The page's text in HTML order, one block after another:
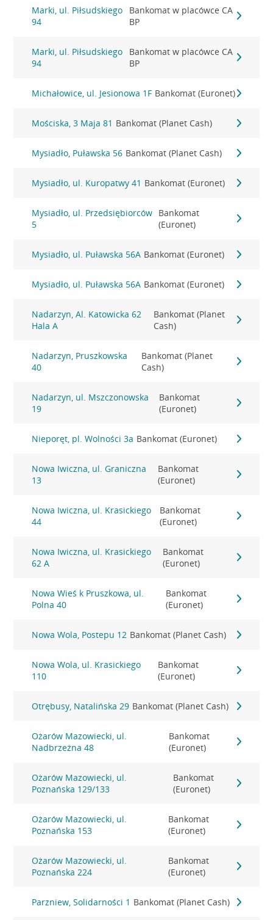
Marki, ul. Piłsudskiego
94
Bankomat w placówce CA
BP
Marki, ul. Piłsudskiego
94
Bankomat w placówce CA
BP
Michałowice, ul. Jesionowa 1F Bankomat (Euronet)
Mościska, 3 Maja 81 Bankomat (Planet Cash)
Mysiadło, Puławska 56 Bankomat (Planet Cash)
Mysiadło, ul. Kuropatwy 41 Bankomat (Euronet)
Mysiadło, ul. Przedsiębiorców
5
Bankomat
(Euronet)
Mysiadło, ul. Puławska 56A Bankomat (Euronet)
Mysiadło, ul. Puławska 56A Bankomat (Euronet)
Nadarzyn, Al. Katowicka 62
Hala A
Bankomat (Planet
Cash)
Nadarzyn, Pruszkowska
40
Bankomat (Planet
Cash)
Nadarzyn, ul. Mszczonowska
19
Bankomat
(Euronet)
Nieporęt, pl. Wolności 3a Bankomat (Euronet)
Nowa Iwiczna, ul. Graniczna
13
Bankomat
(Euronet)
Nowa Iwiczna, ul. Krasickiego
44
Bankomat
(Euronet)
Nowa Iwiczna, ul. Krasickiego
62 A
Bankomat
(Euronet)
Nowa Wieś k Pruszkowa, ul.
Polna 40
Bankomat
(Euronet)
Nowa Wola, Postepu 12 Bankomat (Planet Cash)
Nowa Wola, ul. Krasickiego
110
Bankomat
(Euronet)
Otrębusy, Natalińska 29 Bankomat (Planet Cash)
Ożarów Mazowiecki, ul.
Nadbrzeżna 48
Bankomat
(Euronet)
Ożarów Mazowiecki, ul.
Poznańska 129/133
Bankomat
(Euronet)
Ożarów Mazowiecki, ul.
Poznańska 153
Bankomat
(Euronet)
Ożarów Mazowiecki, ul.
Poznańska 224
Bankomat
(Euronet)
Parzniew, Solidarności 1 Bankomat (Planet Cash)